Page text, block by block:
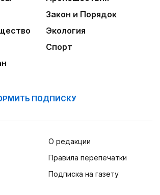
Закон и Порядок
Экология
Спорт
ПОДПИСКУ
О редакции
Правила перепечатки
Подписка на газету